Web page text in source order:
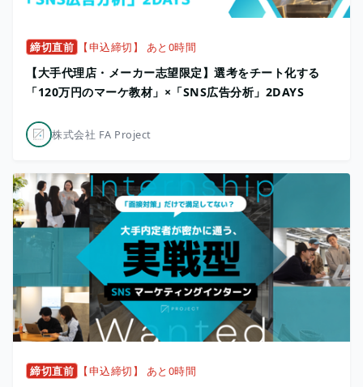
締切直前 【申込締切】 あと0時間
【大手代理店・メーカー志望限定】選考をチート化する
「120万円のマーケ教材」×「SNS広告分析」2DAYS
株式会社 FA Project
締切直前 【申込締切】 あと0時間